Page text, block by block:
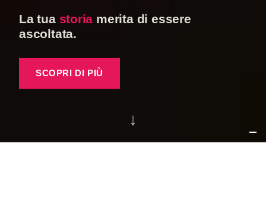
La tua
merita di essere
ascoltata.
SCOPRI DI PIÙ
↓